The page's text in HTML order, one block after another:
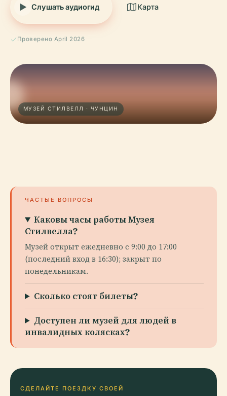
Слушать аудиогид Карта
Проверено April 2026
МУЗЕЙ СТИЛВЕЛЛ · ЧУНЦИН
ЧАСТЫЕ ВОПРОСЫ
Каковы часы работы Музея
Стилвелла?
Музей открыт ежедневно с 9:00 до 17:00
(последний вход в 16:30); закрыт по
понедельникам.
Сколько стоят билеты?
Доступен ли музей для людей в
инвалидных колясках?
СДЕЛАЙТЕ ПОЕЗДКУ СВОЕЙ